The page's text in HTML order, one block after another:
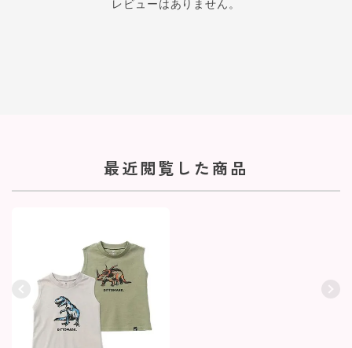
レビューはありません。
最近閲覧した商品